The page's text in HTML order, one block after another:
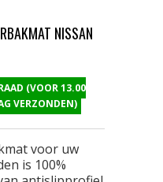
NISSAN
(VOOR 13.00
VERZONDEN)
voor uw
is 100%